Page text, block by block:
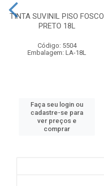
TINTA SUVINIL PISO FOSCO
PRETO 18L
Código: 5504
Embalagem: LA-18L
Faça seu login ou
cadastre-se para
ver preços e
comprar